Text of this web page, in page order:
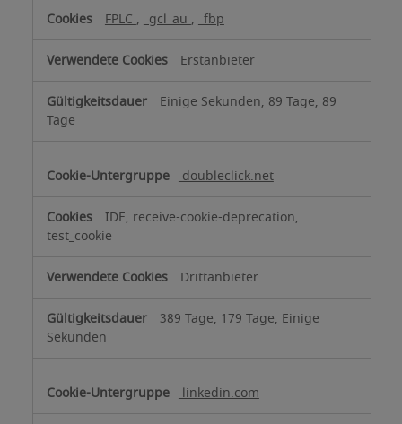
FPLC, _gcl_au, _fbp
Erstanbieter
Einige Sekunden, 89 Tage, 89
Tage
doubleclick.net
IDE, receive-cookie-deprecation,
test_cookie
Drittanbieter
389 Tage, 179 Tage, Einige
Sekunden
linkedin.com